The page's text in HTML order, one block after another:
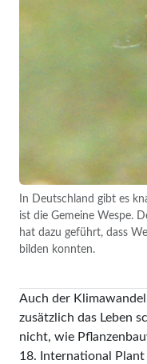
In Deutschland gibt es
ist die Gemeine Wespe.
hat dazu geführt, dass
bilden konnten.
Auch der
zusätzlich das Leben
nicht, wie
18. International